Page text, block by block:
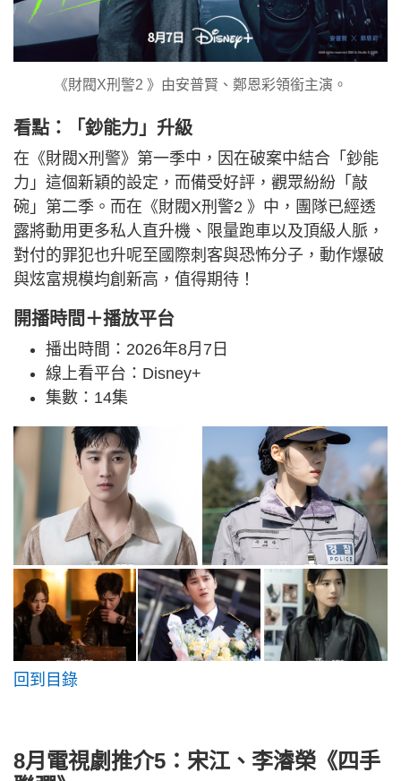
《財閥X刑警2 》由安普賢、鄭恩彩領銜主演。
看點：「鈔能力」升級
在《財閥X刑警》第一季中，因在破案中結合「鈔能
力」這個新穎的設定，而備受好評，觀眾紛紛「敲
碗」第二季。而在《財閥X刑警2 》中，團隊已經透
露將動用更多私人直升機、限量跑車以及頂級人脈，
對付的罪犯也升呢至國際刺客與恐怖分子，動作爆破
與炫富規模均創新高，值得期待！
開播時間＋播放平台
播出時間：2026年8月7日
線上看平台：Disney+
集數：14集
回到目錄
8月電視劇推介5：宋江、李濬榮《四手